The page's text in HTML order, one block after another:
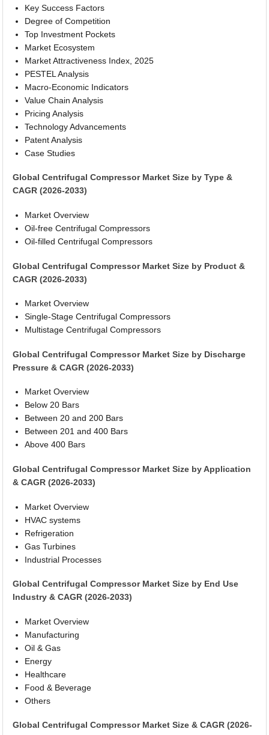
Key Success Factors
Degree of Competition
Top Investment Pockets
Market Ecosystem
Market Attractiveness Index, 2025
PESTEL Analysis
Macro-Economic Indicators
Value Chain Analysis
Pricing Analysis
Technology Advancements
Patent Analysis
Case Studies
Global Centrifugal Compressor Market Size by Type &
CAGR (2026-2033)
Market Overview
Oil-free Centrifugal Compressors
Oil-filled Centrifugal Compressors
Global Centrifugal Compressor Market Size by Product &
CAGR (2026-2033)
Market Overview
Single-Stage Centrifugal Compressors
Multistage Centrifugal Compressors
Global Centrifugal Compressor Market Size by Discharge
Pressure & CAGR (2026-2033)
Market Overview
Below 20 Bars
Between 20 and 200 Bars
Between 201 and 400 Bars
Above 400 Bars
Global Centrifugal Compressor Market Size by Application
& CAGR (2026-2033)
Market Overview
HVAC systems
Refrigeration
Gas Turbines
Industrial Processes
Global Centrifugal Compressor Market Size by End Use
Industry & CAGR (2026-2033)
Market Overview
Manufacturing
Oil & Gas
Energy
Healthcare
Food & Beverage
Others
Global Centrifugal Compressor Market Size & CAGR (2026-